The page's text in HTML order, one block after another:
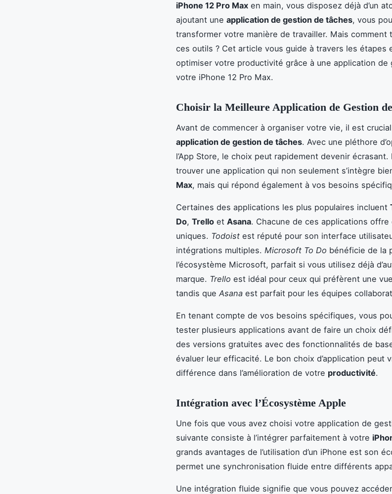
iPhone 12 Pro Max en main, vous disposez déjà d’un
ajoutant une application de gestion de tâches, vous
transformer votre manière de travailler. Mais comment
ces outils ? Cet article vous guide à travers les étapes
optimiser votre productivité grâce à une application de
votre iPhone 12 Pro Max.
Choisir la Meilleure Application de Gestion
Avant de commencer à organiser votre vie, il est
application de gestion de tâches. Avec une pléthore
l’App Store, le choix peut rapidement devenir écrasant.
trouver une application qui non seulement s’intègre
Max, mais qui répond également à vos besoins
Certaines des applications les plus populaires incluent
Do, Trello et Asana. Chacune de ces applications
uniques. Todoist est réputé pour son interface
intégrations multiples. Microsoft To Do bénéficie de la
l’écosystème Microsoft, parfait si vous utilisez déjà
marque. Trello est idéal pour ceux qui préfèrent une
tandis que Asana est parfait pour les équipes
En tenant compte de vos besoins spécifiques, vous
tester plusieurs applications avant de faire un choix
des versions gratuites avec des fonctionnalités de
évaluer leur efficacité. Le bon choix d’application peut
différence dans l’amélioration de votre productivité.
Intégration avec l’Écosystème Apple
Une fois que vous avez choisi votre application de
suivante consiste à l’intégrer parfaitement à votre
grands avantages de l’utilisation d’un iPhone est son
permet une synchronisation fluide entre différents
Une intégration fluide signifie que vous pouvez